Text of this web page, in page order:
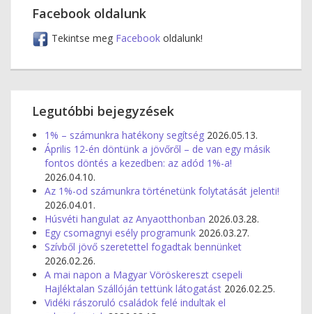
Facebook oldalunk
Tekintse meg Facebook oldalunk!
Legutóbbi bejegyzések
1% – számunkra hatékony segítség 2026.05.13.
Április 12-én döntünk a jövőről – de van egy másik
fontos döntés a kezedben: az adód 1%-a!
2026.04.10.
Az 1%-od számunkra történetünk folytatását jelenti!
2026.04.01.
Húsvéti hangulat az Anyaotthonban 2026.03.28.
Egy csomagnyi esély programunk 2026.03.27.
Szívből jövő szeretettel fogadtak bennünket
2026.02.26.
A mai napon a Magyar Vöröskereszt csepeli
Hajléktalan Szállóján tettünk látogatást 2026.02.25.
Vidéki rászoruló családok felé indultak el